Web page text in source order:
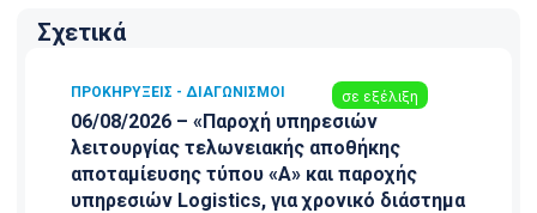
Σχετικά
ΠΡΟΚΗΡΎΞΕΙΣ - ΔΙΑΓΩΝΙΣΜΟΊ σε εξέλιξη
06/08/2026 – «Παροχή υπηρεσιών
λειτουργίας τελωνειακής αποθήκης
αποταμίευσης τύπου «Α» και παροχής
υπηρεσιών Logistics, για χρονικό διάστημα